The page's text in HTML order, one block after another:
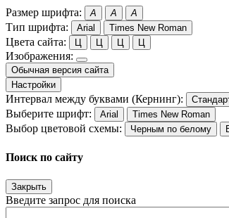
Размер шрифта: A A A
Тип шрифта: Arial Times New Roman
Цвета сайта: Ц Ц Ц Ц
Изображения:
Обычная версия сайта
Настройки
Интервал между буквами (Кернинг):
Выберите шрифт: Arial Times New Roman
Выбор цветовой схемы: Черным по белому
Поиск по сайту
Закрыть
Введите запрос для поиска